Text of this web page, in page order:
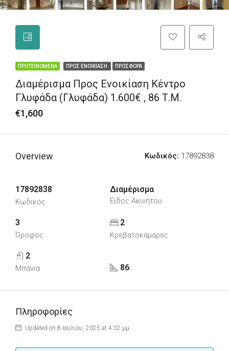
ΠΡΟΤΕΙΝΌΜΕΝΑ ΠΡΟΣ ΕΝΟΙΚΊΑΣΗ ΠΡΟΣΦΟΡΆ
Διαμέρισμα Προς Ενοικίαση Κέντρο
Γλυφάδα (Γλυφάδα) 1.600€ , 86 Τ.Μ.
€1,600
Overview Κωδικός: 17892838
17892838
Κωδικός
Διαμέρισμα
Είδος Ακινήτου
3
Όροφος
2
Κρεβατοκάμαρες
2
Μπάνια 86
Πληροφορίες
Updated on 8 Ιουλίου, 2025 at 4:32 μμ